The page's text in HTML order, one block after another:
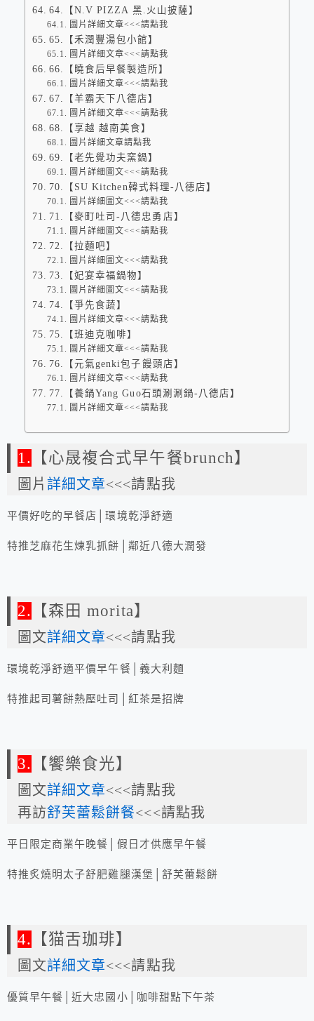
64.【N.V PIZZA 黑.火山披薩】
圖片詳細文章<<<請點我
65.【禾潤豐湯包小館】
圖片詳細文章<<<請點我
66.【曉食后早餐製造所】
圖片詳細文章<<<請點我
67.【羊霸天下八德店】
圖片詳細文章<<<請點我
68.【享越 越南美食】
圖片詳細文章請點我
69.【老先覺功夫窯鍋】
圖片詳細圖文<<<請點我
70.【SU Kitchen韓式料理-八德店】
圖片詳細圖文<<<請點我
71.【麥町吐司-八德忠勇店】
圖片詳細圖文<<<請點我
72.【拉麵吧】
圖片詳細圖文<<<請點我
73.【妃宴幸福鍋物】
圖片詳細圖文<<<請點我
74.【爭先食蔬】
圖片詳細文章<<<請點我
75.【班迪克咖啡】
圖片詳細文章<<<請點我
76.【元氣genki包子饅頭店】
圖片詳細文章<<<請點我
77.【養鍋Yang Guo石頭涮涮鍋-八德店】
圖片詳細文章<<<請點我
1. 【心晟複合式早午餐brunch】
圖片詳細文章<<<請點我
平價好吃的早餐店│環境乾淨舒適
特推芝麻花生煉乳抓餅│鄰近八德大潤發
2. 【森田 morita】
圖文詳細文章<<<請點我
環境乾淨舒適平價早午餐│義大利麵
特推起司薯餅熱壓吐司│紅茶是招牌
3. 【饗樂食光】
圖文詳細文章<<<請點我
再訪舒芙蕾鬆餅餐<<<請點我
平日限定商業午晚餐│假日才供應早午餐
特推炙燒明太子舒肥雞腿漢堡│舒芙蕾鬆餅
4. 【猫舌珈琲】
圖文詳細文章<<<請點我
優質早午餐│近大忠國小│咖啡甜點下午茶